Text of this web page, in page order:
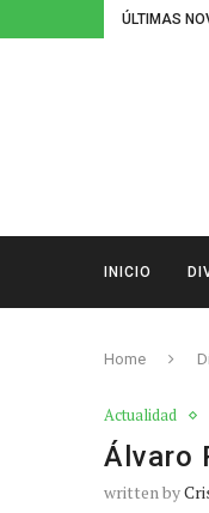
ÚLTIMAS
INICIO
Home
Actualidad
Álvaro
written by